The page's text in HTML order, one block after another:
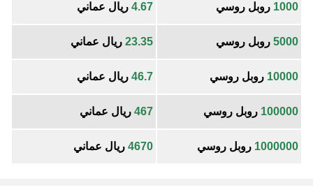
1000 روبل روسي 4.67 ريال عماني
5000 روبل روسي 23.35 ريال عماني
10000 روبل روسي 46.7 ريال عماني
100000 روبل روسي 467 ريال عماني
1000000 روبل روسي 4670 ريال عماني